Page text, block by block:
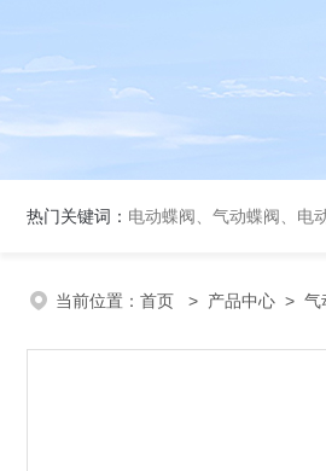
热门关键词： 电动蝶阀、气动蝶阀、电
当前位置： 首页 > 产品中心 > 气